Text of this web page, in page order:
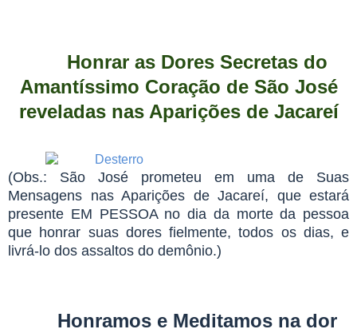
Honrar as Dores Secretas do
Amantíssimo Coração de São José
reveladas nas Aparições de Jacareí
(Obs.: São José prometeu em uma de Suas
Mensagens nas Aparições de Jacareí, que estará
presente EM PESSOA no dia da morte da pessoa
que honrar suas dores fielmente, todos os dias, e
livrá-lo dos assaltos do demônio.)
Honramos e Meditamos na dor